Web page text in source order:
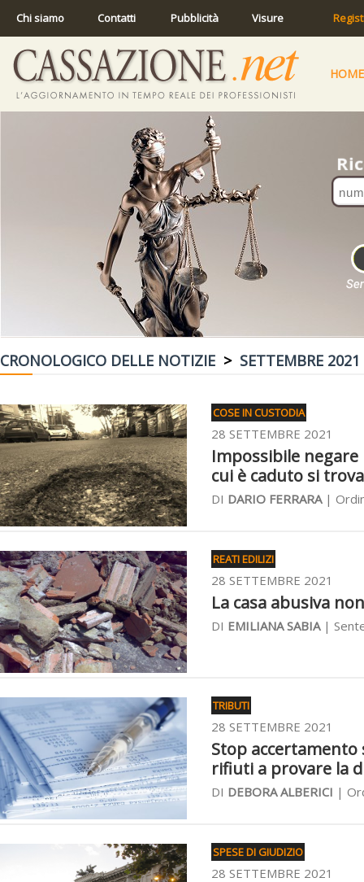
Chi siamo Contatti Pubblicità Visure
HOME
CRONOLOGICO DELLE NOTIZIE > SETTEMBRE 2021
COSE IN CUSTODIA
28 SETTEMBRE 2021
Impossibile
cui è caduto si
DI DARIO FERRARA|
REATI EDILIZI
28 SETTEMBRE 2021
La casa abusiva
DI EMILIANA SABIA|
TRIBUTI
28 SETTEMBRE 2021
Stop
rifiuti a provare la
DI DEBORA ALBERICI |
SPESE DI GIUDIZIO
28 SETTEMBRE 2021